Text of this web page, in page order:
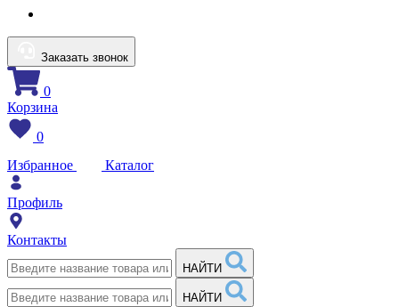
Заказать звонок
0
Корзина
0
Избранное
Каталог
Профиль
Контакты
НАЙТИ
НАЙТИ